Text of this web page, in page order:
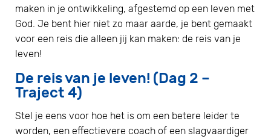
maken in je ontwikkeling, afgestemd op een leven met
God. Je bent hier niet zo maar aarde, je bent gemaakt
voor een reis die alleen jij kan maken: de reis van je
leven!
De reis van je leven! (Dag 2 –
Traject 4)
Stel je eens voor hoe het is om een betere leider te
worden, een effectievere coach of een slagvaardiger